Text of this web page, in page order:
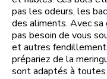
pas les odeurs, les
des aliments. Avec
pas besoin de vous
et autres
prépariez de la
sont adaptés à